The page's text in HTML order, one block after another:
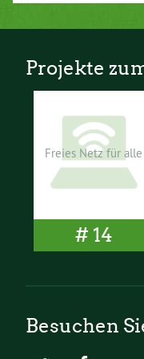
Projekte
Freies Netz für alle
# 14
Besuchen